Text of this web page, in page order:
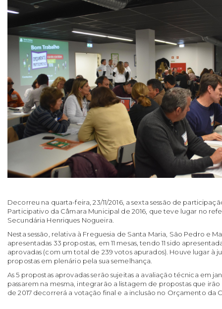
Decorreu na quarta-feira, 23/11/2016, a sexta sessão de
Participativo da Câmara Municipal de 2016, que teve lugar no
Secundária Henriques Nogueira.
Nesta sessão, relativa à Freguesia de Santa Maria, São Pedro e
apresentadas 33 propostas, em 11 mesas, tendo 11 sido
aprovadas (com um total de 239 votos apurados). Houve lugar à
propostas em plenário pela sua semelhança.
As 5 propostas aprovadas serão sujeitas a avaliação técnica em
passarem na mesma, integrarão a listagem de propostas que
de 2017 decorrerá a votação final e a inclusão no Orçamento da